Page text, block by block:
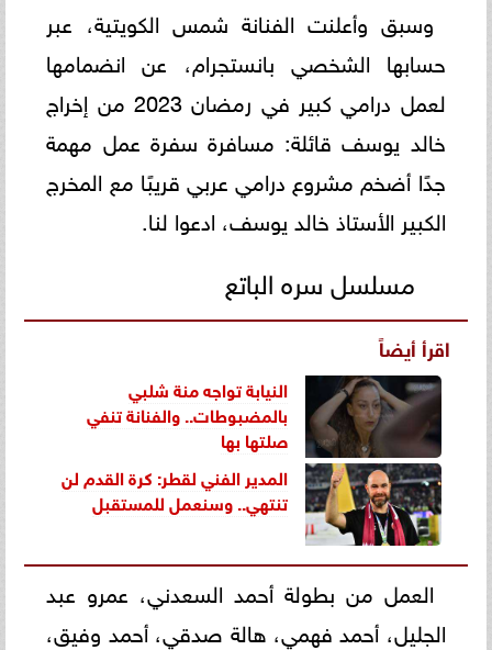
وسبق وأعلنت الفنانة شمس الكويتية، عبر
حسابها الشخصي بانستجرام، عن انضمامها
لعمل درامي كبير في رمضان 2023 من إخراج
خالد يوسف قائلة: مسافرة سفرة عمل مهمة
جدًا أضخم مشروع درامي عربي قريبًا مع المخرج
الكبير الأستاذ خالد يوسف، ادعوا لنا.
مسلسل سره الباتع
اقرأ أيضاً
النيابة تواجه منة شلبي
بالمضبوطات.. والفنانة تنفي
صلتها بها
المدير الفني لقطر: كرة القدم لن
تنتهي.. وسنعمل للمستقبل
العمل من بطولة أحمد السعدني، عمرو عبد
الجليل، أحمد فهمي، هالة صدقي، أحمد وفيق،